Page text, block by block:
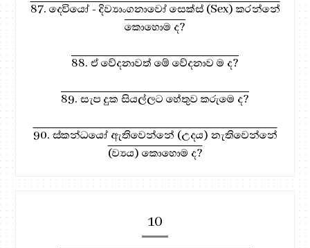
87. දෙවියෝ - දිව්‍යාංගනාවෝ සෙක්ස් (Sex) කරන්නේ
කොහොම ද?
88. ඒ වේදනාවත් මේ වේදනාව ම ද?
89. සැප දුක සියල්ලට හේතුව කරුමෙ ද?
90. ස්කන්ධයෝ ඇතිවෙන්නේ (උදය) නැතිවෙන්නේ
(ව්‍යය) කොහොම ද?
10